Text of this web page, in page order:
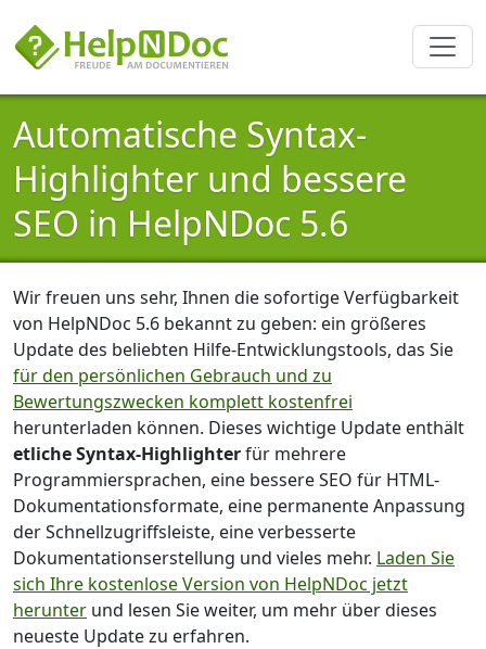
Automatische Syntax-
Highlighter und bessere
SEO in HelpNDoc 5.6
Wir freuen uns sehr, Ihnen die sofortige Verfügbarkeit
von HelpNDoc 5.6 bekannt zu geben: ein größeres
Update des beliebten Hilfe-Entwicklungstools, das Sie
für den persönlichen Gebrauch und zu
Bewertungszwecken komplett kostenfrei
herunterladen können. Dieses wichtige Update enthält
etliche Syntax-Highlighterfür mehrere
Programmiersprachen, eine bessere SEO für HTML-
Dokumentationsformate, eine permanente Anpassung
der Schnellzugriffsleiste, eine verbesserte
Dokumentationserstellung und vieles mehr. Laden Sie
sich Ihre kostenlose Version von HelpNDoc jetzt
herunter und lesen Sie weiter, um mehr über dieses
neueste Update zu erfahren.